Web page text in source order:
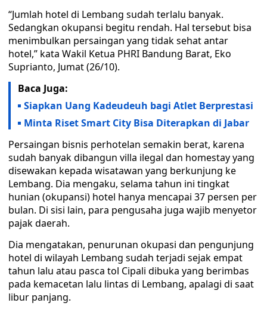
“Jumlah hotel di Lembang sudah terlalu banyak.
Sedangkan okupansi begitu rendah. Hal tersebut bisa
menimbulkan persaingan yang tidak sehat antar
hotel,” kata Wakil Ketua PHRI Bandung Barat, Eko
Suprianto, Jumat (26/10).
Baca Juga:
Siapkan Uang Kadeudeuh bagi Atlet Berprestasi
Minta Riset Smart City Bisa Diterapkan di Jabar
Persaingan bisnis perhotelan semakin berat, karena
sudah banyak dibangun villa ilegal dan homestay yang
disewakan kepada wisatawan yang berkunjung ke
Lembang. Dia mengaku, selama tahun ini tingkat
hunian (okupansi) hotel hanya mencapai 37 persen per
bulan. Di sisi lain, para pengusaha juga wajib menyetor
pajak daerah.
Dia mengatakan, penurunan okupasi dan pengunjung
hotel di wilayah Lembang sudah terjadi sejak empat
tahun lalu atau pasca tol Cipali dibuka yang berimbas
pada kemacetan lalu lintas di Lembang, apalagi di saat
libur panjang.